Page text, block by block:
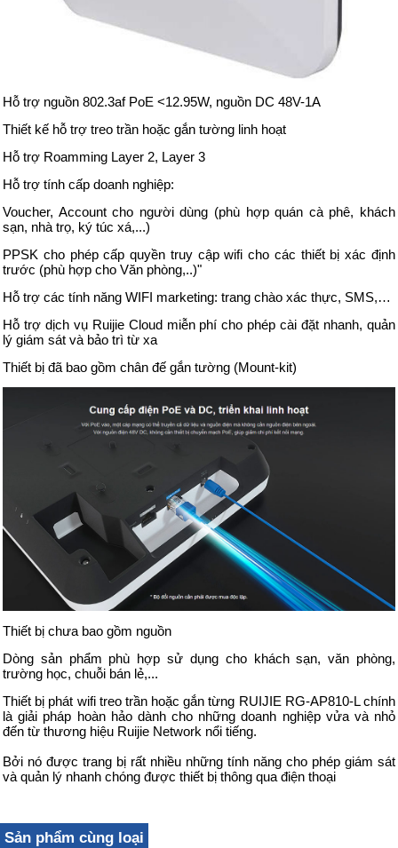
Hỗ trợ nguồn 802.3af PoE <12.95W, nguồn DC 48V-1A
Thiết kế hỗ trợ treo trần hoặc gắn tường linh hoạt
Hỗ trợ Roamming Layer 2, Layer 3
Hỗ trợ tính cấp doanh nghiệp:
Voucher, Account cho người dùng (phù hợp quán cà phê, khách
sạn, nhà trọ, ký túc xá,...)
PPSK cho phép cấp quyền truy cập wifi cho các thiết bị xác định
trước (phù hợp cho Văn phòng,..)"
Hỗ trợ các tính năng WIFI marketing: trang chào xác thực, SMS,…
Hỗ trợ dịch vụ Ruijie Cloud miễn phí cho phép cài đặt nhanh, quản
lý giám sát và bảo trì từ xa
Thiết bị đã bao gồm chân đế gắn tường (Mount-kit)
Thiết bị chưa bao gồm nguồn
Dòng sản phẩm phù hợp sử dụng cho khách sạn, văn phòng,
trường học, chuỗi bán lẻ,...
Thiết bị phát wifi treo trần hoặc gắn từng RUIJIE RG-AP810-L chính
là giải pháp hoàn hảo dành cho những doanh nghiệp vửa và nhỏ
đến từ thương hiệu Ruijie Network nổi tiếng.
Bởi nó được trang bị rất nhiều những tính năng cho phép giám sát
và quản lý nhanh chóng được thiết bị thông qua điện thoại
Sản phẩm cùng loại